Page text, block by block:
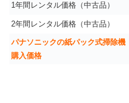
1年間レンタル価格（中古品）
2年間レンタル価格（中古品）
パナソニックの紙パック式掃除機
購入価格